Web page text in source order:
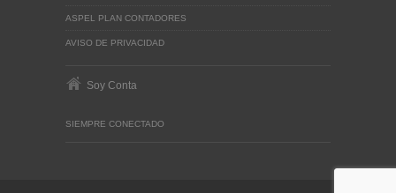
ASPEL PLAN CONTADORES
AVISO DE PRIVACIDAD
Soy Conta
SIEMPRE CONECTADO